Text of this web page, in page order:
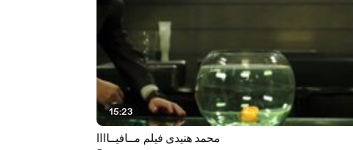
15:23
محمد هنيدى فيلم مــافيــاااا